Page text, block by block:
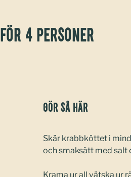
För 4 personer
Gör så här
Skär krabbköttet i
och smaksätt med salt
Krama ur all vätska ur